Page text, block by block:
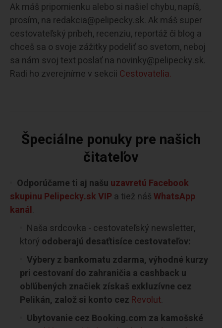
Ak máš pripomienku alebo si našiel chybu, napíš,
prosím, na redakcia@pelipecky.sk. Ak máš super
cestovateľský príbeh, recenziu, reportáž či blog a
chceš sa o svoje zážitky podeliť so svetom, neboj
sa nám svoj text poslať na novinky@pelipecky.sk.
Radi ho zverejníme v sekcii Cestovatelia.
Špeciálne ponuky pre našich
čitateľov
Odporúčame ti aj našu uzavretú Facebook
skupinu Pelipecky.sk VIP a tiež nášWhatsApp
kanál.
Naša srdcovka - cestovateľský newsletter,
ktorý odoberajú desaťtisíce cestovateľov:
Výbery z bankomatu zdarma, výhodné kurzy
pri cestovaní do zahraničia a cashback u
obľúbených značiek získaš exkluzívne cez
Pelikán, založ si konto cez Revolut.
Ubytovanie cez Booking.com za kamošské